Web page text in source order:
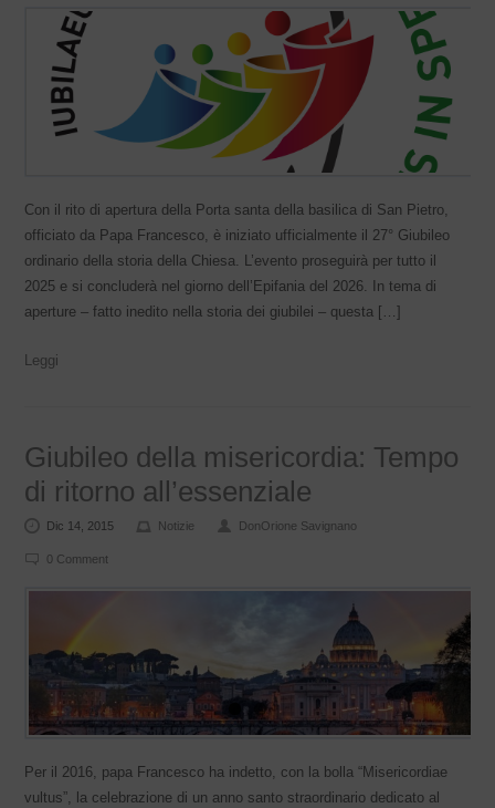
Con il rito di apertura della Porta santa della basilica di San Pietro,
officiato da Papa Francesco, è iniziato ufficialmente il 27° Giubileo
ordinario della storia della Chiesa. L’evento proseguirà per tutto il
2025 e si concluderà nel giorno dell’Epifania del 2026. In tema di
aperture – fatto inedito nella storia dei giubilei – questa […]
Leggi
Giubileo della misericordia: Tempo
di ritorno all’essenziale
Dic 14, 2015 Notizie DonOrione Savignano
0 Comment
Per il 2016, papa Francesco ha indetto, con la bolla “Misericordiae
vultus”, la celebrazione di un anno santo straordinario dedicato al